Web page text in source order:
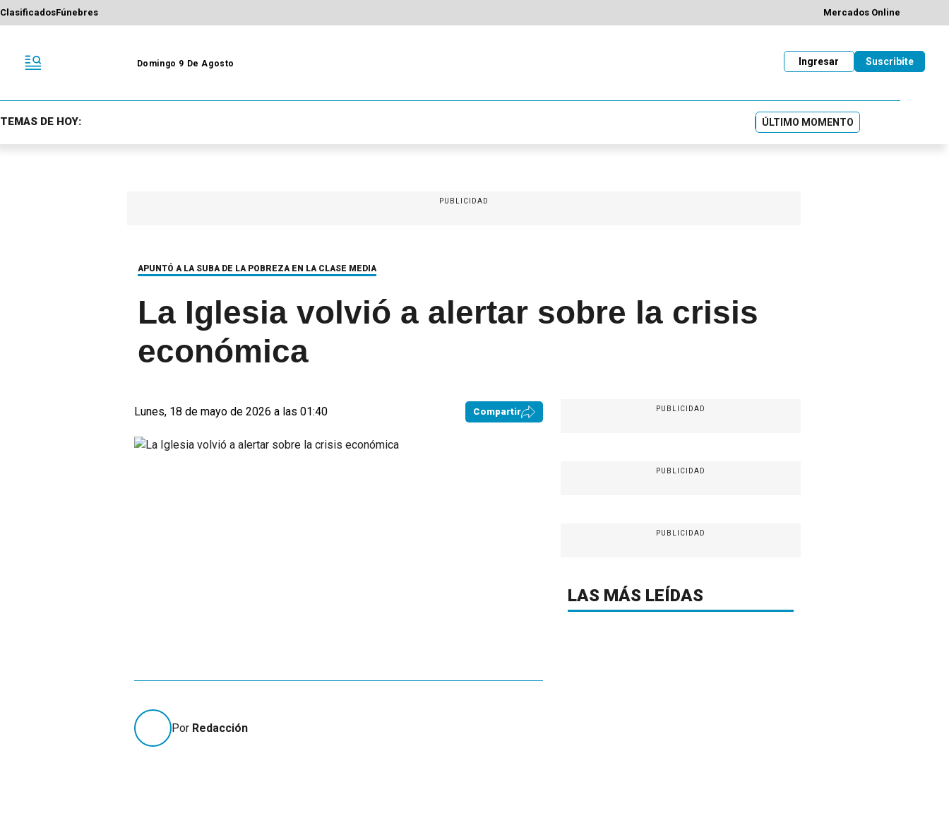
ClasificadosFúnebres Mercados Online
Domingo 9 De Agosto Suscribite
Ingresar
TEMAS DE HOY: ÚLTIMO MOMENTO
PUBLICIDAD
APUNTÓ A LA SUBA DE LA POBREZA EN LA CLASE MEDIA
La Iglesia volvió a alertar sobre la crisis
económica
Lunes, 18 de mayo de 2026 a las 01:40 Compartir
Por Redacción
PUBLICIDAD
PUBLICIDAD
PUBLICIDAD
LAS MÁS LEÍDAS